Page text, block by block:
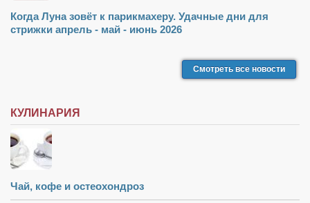
Когда Луна зовёт к парикмахеру. Удачные дни для
стрижки апрель - май - июнь 2026
Смотреть все новости
КУЛИНАРИЯ
Чай, кофе и остеохондроз